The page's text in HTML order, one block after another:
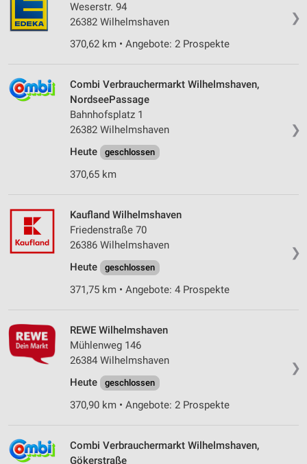
❯
Weserstr. 94
26382 Wilhelmshaven
370,62 km • Angebote: 2 Prospekte
❯
Combi Verbrauchermarkt Wilhelmshaven,
NordseePassage
Bahnhofsplatz 1
26382 Wilhelmshaven
Heute
geschlossen
370,65 km
❯
Kaufland Wilhelmshaven
Friedenstraße 70
26386 Wilhelmshaven
Heute
geschlossen
371,75 km • Angebote: 4 Prospekte
❯
REWE Wilhelmshaven
Mühlenweg 146
26384 Wilhelmshaven
Heute
geschlossen
370,90 km • Angebote: 2 Prospekte
Combi Verbrauchermarkt Wilhelmshaven,
Gökerstraße